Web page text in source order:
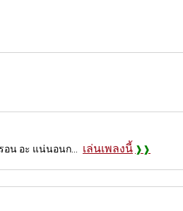
น อะ แน่นอนก... เล่นเพลงนี้